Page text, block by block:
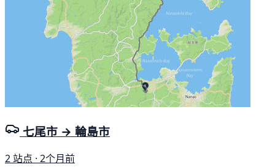
七尾市 → 輪島市
2 站点 · 2个月前